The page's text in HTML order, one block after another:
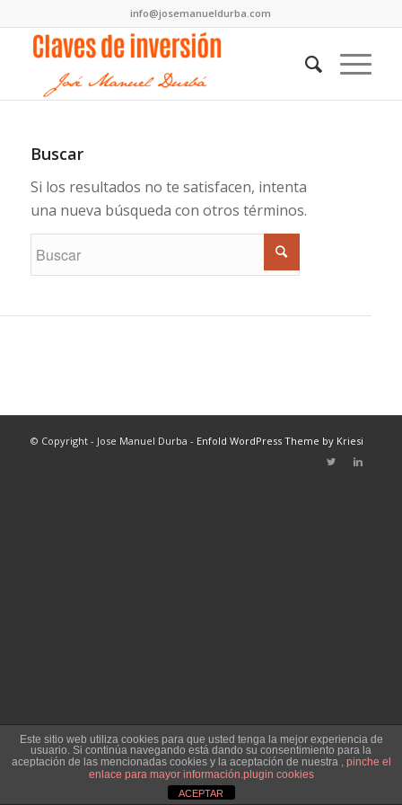
info@josemanueldurba.com
Buscar
Si los resultados no te satisfacen, intenta
una nueva búsqueda con otros términos.
© Copyright - Jose Manuel Durba - Enfold WordPress Theme by Kriesi
Este sitio web utiliza cookies para que usted tenga la mejor experiencia de
usuario. Si continúa navegando está dando su consentimiento para la
aceptación de las mencionadas cookies y la aceptación de nuestra , pinche el
enlace para mayor información.plugin cookies
ACEPTAR